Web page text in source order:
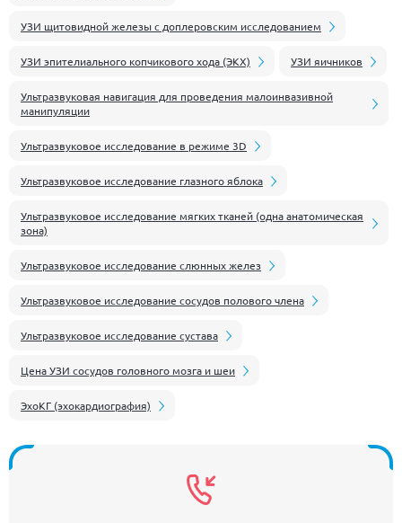
УЗИ щитовидной железы с доплеровским исследованием
УЗИ эпителиального копчикового хода (ЭКХ) УЗИ яичников
Ультразвуковая навигация для проведения малоинвазивной
манипуляции
Ультразвуковое исследование в режиме 3D
Ультразвуковое исследование глазного яблока
Ультразвуковое исследование мягких тканей (одна анатомическая
зона)
Ультразвуковое исследование слюнных желез
Ультразвуковое исследование сосудов полового члена
Ультразвуковое исследование сустава
Цена УЗИ сосудов головного мозга и шеи
ЭхоКГ (эхокардиография)